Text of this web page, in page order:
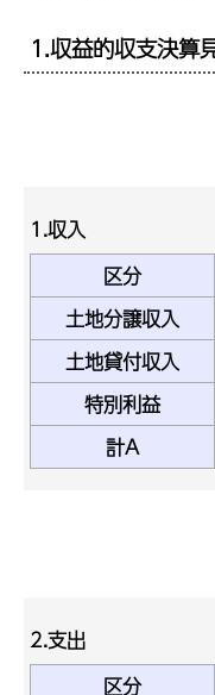
1.収益的収支決算
1.収入
区分
土地分譲収入
土地貸付収入
特別利益
計A
2.支出
区分